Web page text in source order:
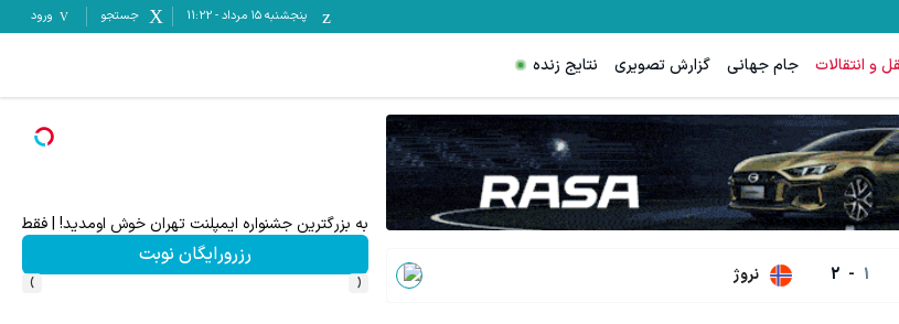
پنجشنبه ۱۵ مرداد -
11:22 جستجو ورود
و انتقالات جام جهانی گزارش تصویری نتایج زنده
1
-
2 نروژ
فقط در 3 هفته!!😍 سود کلان برای مدیران عامل با شرکت در مناقصات و مزایدات ایران تندربه بزرگترین جشنواره ایمپلنت تهران خوش اومدید! | فقط ۲۵ میلیون !
رزرورایگان نوبت
‹
›